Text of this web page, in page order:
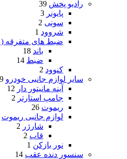
رادیو پخش 39
پایونر 3
سونی 2
شروود 1
ضبط های متفرقه (
باند 18
ضبط 14
کنوود 2
سایر لوازم جانبی خودرو
آینه مانیتور دار 12
جامپ استارتر 2
ریموت 26
لوازم جانبی ریموت
شارژر 2
قاب 2
نور بازکن 1
سنسور دنده عقب 14